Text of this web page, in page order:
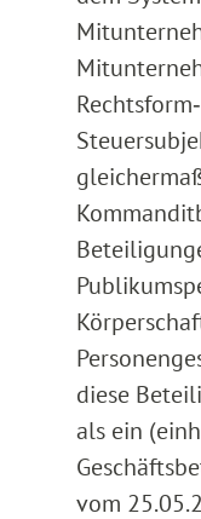
diese
als ein
vom